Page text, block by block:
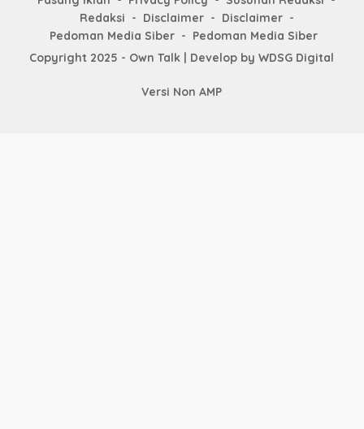
Redaksi
Disclaimer
Disclaimer
Pedoman Media Siber
Pedoman Media Siber
Copyright 2025 - Own Talk | Develop byWDSG Digital
Versi Non AMP